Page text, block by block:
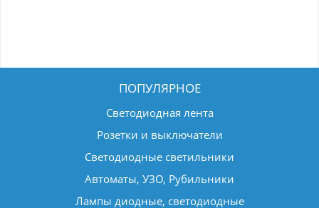
ПОПУЛЯРНОЕ
Светодиодная лента
Розетки и выключатели
Светодиодные светильники
Автоматы, УЗО, Рубильники
Лампы диодные, светодиодные